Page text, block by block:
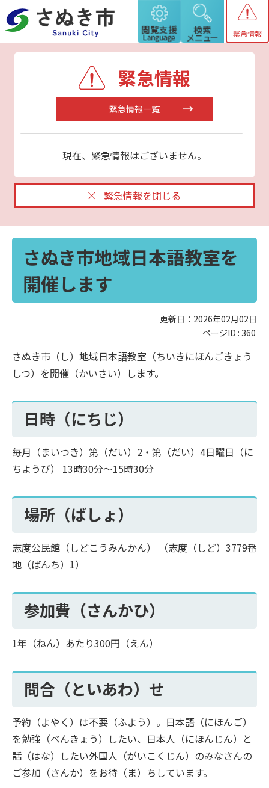
緊急情報
緊急情報
緊急情報一覧
現在、緊急情報はございません。
緊急情報を閉じる
さぬき市地域日本語教室を
開催します
更新日：2026年02月02日
ページID : 360
さぬき市（し）地域日本語教室（ちいきにほんごきょう
しつ）を開催（かいさい）します。
日時（にちじ）
毎月（まいつき）第（だい）2・第（だい）4日曜日（に
ちようび） 13時30分～15時30分
場所（ばしょ）
志度公民館（しどこうみんかん） （志度（しど）3779番
地（ばんち）1）
参加費（さんかひ）
1年（ねん）あたり300円（えん）
問合（といあわ）せ
予約（よやく）は不要（ふよう）。日本語（にほんご）
を勉強（べんきょう）したい、日本人（にほんじん）と
話（はな）したい外国人（がいこくじん）のみなさんの
ご参加（さんか）をお待（ま）ちしています。